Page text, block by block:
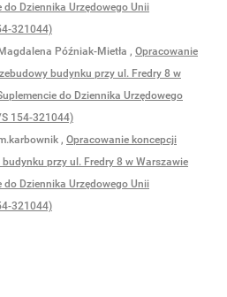
Dziennika Urzędowego Unii
321044)
Magdalena Późniak-Mietła , Opracowanie
budynku przy ul. Fredry 8 w
do Dziennika Urzędowego
154-321044)
, Opracowanie koncepcji
przy ul. Fredry 8 w Warszawie
Dziennika Urzędowego Unii
321044)